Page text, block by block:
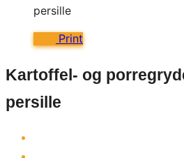
Print
Kartoffel- og
persille